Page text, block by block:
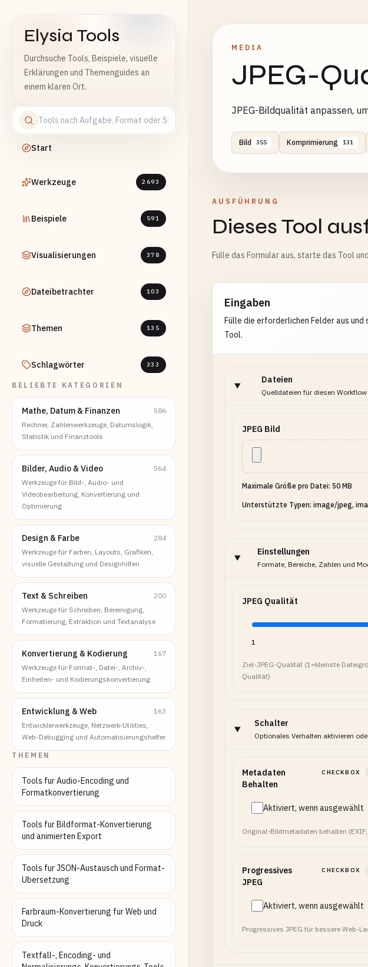
Elysia Tools
Durchsuche Tools, Beispiele, visuelle
Erklärungen und Themenguides an
einem klaren Ort.
Start
Werkzeuge 2693
Beispiele 591
Visualisierungen 378
Dateibetrachter 103
Themen 135
Schlagwörter 333
BELIEBTE KATEGORIEN
Mathe, Datum & Finanzen
586
Rechner, Zahlenwerkzeuge, Datumslogik,
Statistik und Finanztools
Bilder, Audio & Video
564
Werkzeuge für Bild-, Audio- und
Videobearbeitung, Konvertierung und
Optimierung
Design & Farbe
284
Werkzeuge für Farben, Layouts, Grafiken,
visuelle Gestaltung und Designhilfen
Text & Schreiben
200
Werkzeuge für Schreiben, Bereinigung,
Formatierung, Extraktion und Textanalyse
Konvertierung & Kodierung
167
Werkzeuge für Format-, Datei-, Archiv-,
Einheiten- und Kodierungskonvertierung
Entwicklung & Web
163
Entwicklerwerkzeuge, Netzwerk-Utilities,
Web-Debugging und Automatisierungshelfer
THEMEN
Tools fur Audio-Encoding und
Formatkonvertierung
Tools fur Bildformat-Konvertierung
und animierten Export
Tools fur JSON-Austausch und Format-
Ubersetzung
Farbraum-Konvertierung fur Web und
Druck
Textfall-, Encoding- und
MEDIA
JPEG-
JPEG-Bildqualität anpassen,
Bild 355 Komprimierung 131
AUSFÜHRUNG
Dieses Tool
Fülle das Formular aus, starte das Tool
Eingaben
Fülle die erforderlichen Felder aus und
Tool.
Dateien
Quelldateien für diesen
JPEG Bild
Maximale Größe pro Datei: 50 MB
Unterstützte Typen: image/jpeg,
Einstellungen
Formate, Bereiche, Zahlen und
JPEG Qualität
1
Ziel-JPEG-Qualität (1=kleinste
Qualität)
Schalter
Optionales Verhalten aktivieren
Metadaten
Behalten
CHECKBOX
Aktiviert, wenn ausgewählt
Original-Bildmetadaten behalten (EXIF,
Progressives
JPEG
CHECKBOX
Aktiviert, wenn ausgewählt
Progressives JPEG für bessere Web-